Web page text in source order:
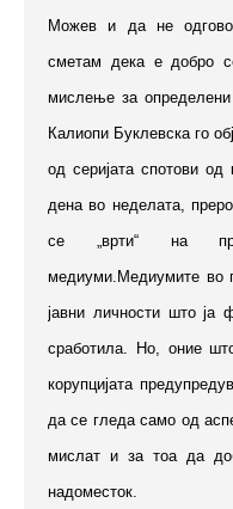
Можев и да не
сметам дека е добро
мислење за определени
Калиопи Буклевска го
од серијата спотови
дена во неделата,
се „врти“ на
медиуми.Медиумите во
јавни личности што
сработила. Но, оние
корупцијата
да се гледа само од
мислат и за тоа да
надоместок.